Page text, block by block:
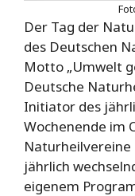
Der Tag der
des Deutschen
Motto „Umwelt
Deutsche
Initiator des
Wochenende im
jährlich
eigenem